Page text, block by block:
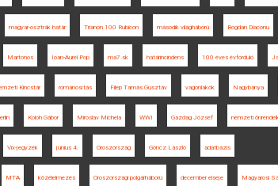
magyar-osztrák határ Trianon 100 Rubicon második világháború Bogdan Diaconu
Martonos Ioan-Aurel Pop ma7.sk határincindens 100 éves évforduló
Kincstár románosítás Filep Tamás Gusztáv vagonlakók Nagybánya
Koloh Gábor Miroslav Michela WWI Gazdag József nemzeti
Vix-jegyzék június 4. Oroszország Göncz László adatbázis
MTA közélelmezés Oroszországi polgárháború december elseje Magyarosi